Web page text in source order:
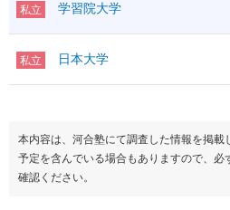
私立 学習院大学
私立 日本大学
本内容は、河合塾にて調査した情報を掲
予定を含んでいる場合もありますので、
確認ください。